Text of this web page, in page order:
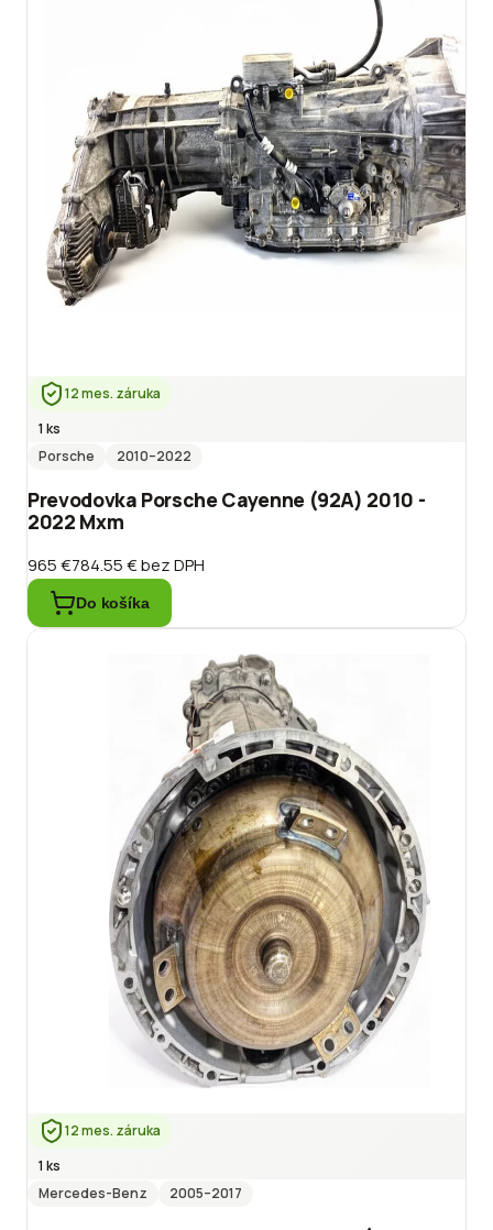
12 mes. záruka
1 ks
Porsche
2010–2022
Prevodovka Porsche Cayenne (92A) 2010 -
2022 Mxm
965 €784.55 €bez DPH
Do košíka
12 mes. záruka
1 ks
Mercedes-Benz
2005–2017